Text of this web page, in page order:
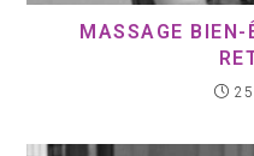
MASSAGE BIEN-